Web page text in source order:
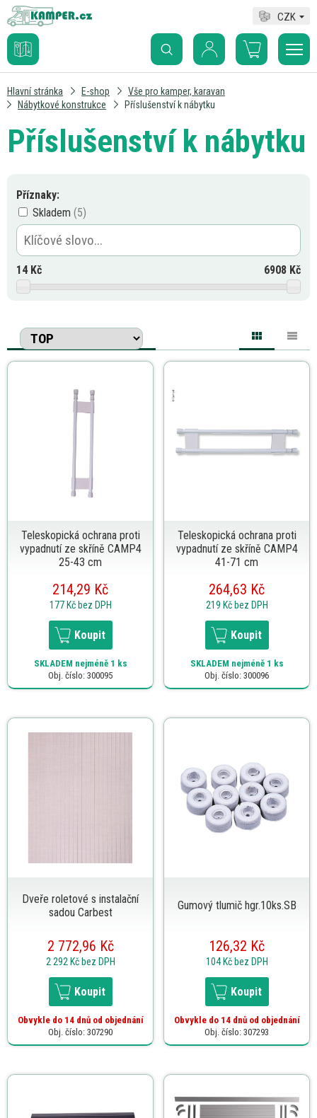
CZK
Hlavní stránka E-shop
Vše pro kamper, karavan
Nábytkové konstrukce
Příslušenství k nábytku
Příslušenství k nábytku
Příznaky:
Skladem
14Kč 6908 Kč
Teleskopická ochrana proti
vypadnutí ze skříně CAMP4
25-43 cm
214,29 Kč
177 Kč bez DPH
Koupit
SKLADEM nejméně 1 ks
Obj. číslo: 300095
Teleskopická ochrana proti
vypadnutí ze skříně CAMP4
41-71 cm
264,63 Kč
219 Kč bez DPH
Koupit
SKLADEM nejméně 1 ks
Obj. číslo: 300096
Dveře roletové s instalační
sadou Carbest
2 772,96 Kč
2 292 Kč bez DPH
Koupit
Obvykle do 14 dnů od objednání
Obj. číslo: 307290
Gumový tlumič hgr.10ks.SB
126,32 Kč
104 Kč bez DPH
Koupit
Obvykle do 14 dnů od objednání
Obj. číslo: 307293